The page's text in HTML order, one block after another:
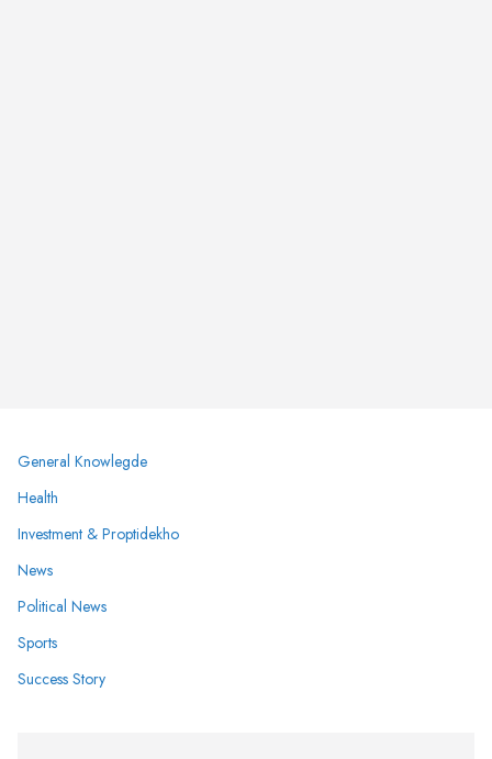
General Knowlegde
Health
Investment & Proptidekho
News
Political News
Sports
Success Story